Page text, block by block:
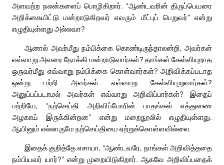
அளவற்ற நலன்களைப் பொழிகிறார். “ஆண்டவரின் திருப்பெயரை
அறிக்கையிட்டு மன்றாடுகிறவர் எவரும் மீட்புப் பெறுவர்” என்று
எழுதியுள்ளது அல்லவா?
ஆனால் அவர்மீது நம்பிக்கை கொண்டிருந்தாலன்றி, அவர்கள்
எவ்வாறு அவரை நோக்கி மன்றாடுவார்கள்? தாங்கள் கேள்வியுறாத
ஒருவர்மீது எவ்வாறு நம்பிக்கை கொள்வார்கள்? அறிவிக்கப்படாத
ஒன்று பற்றி அவர்கள் எவ்வாறு கேள்வியுறுவார்கள்?
அனுப்பப்படாமல் அவர்கள் எவ்வாறு அறிவிப்பார்கள்? இதைப்
பற்றியே, “நற்செய்தி அறிவிப்போரின் பாதங்கள் எத்துணை
அழகாய் இருக்கின்றன” என்று மறைநூலில் எழுதியுள்ளது.
ஆயினும் எல்லாருமே நற்செய்தியை ஏற்றுக்கொள்ளவில்லை.
இதைக் குறித்தே எசாயா, “ஆண்டவரே, நாங்கள் அறிவித்ததை
நம்பியவர் யார்?” என்று முறையிடுகிறார். ஆகவே அறிவிப்பதைக்